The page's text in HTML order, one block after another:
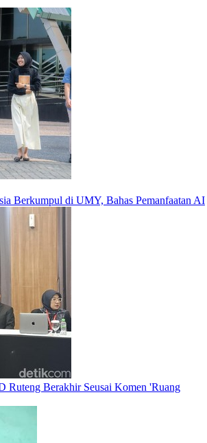
Berkumpul di UMY, Bahas Pemanfaatan AI
Ruteng Berakhir Seusai Komen 'Ruang